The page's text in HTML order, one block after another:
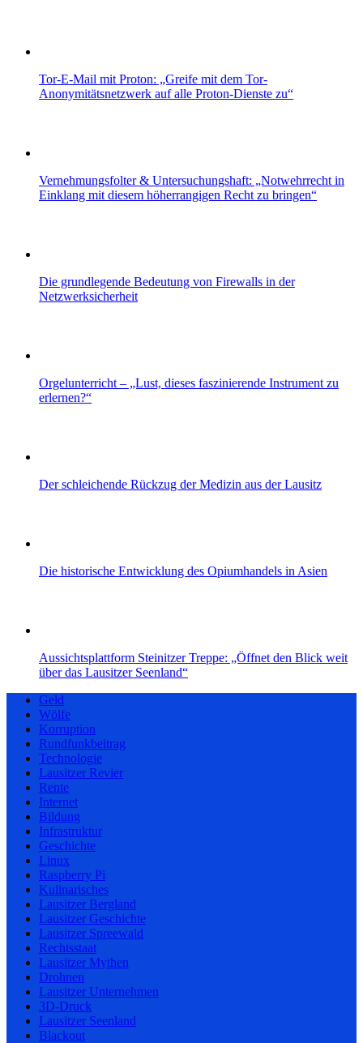
Tor-E-Mail mit Proton: „Greife mit dem Tor-
Anonymitätsnetzwerk auf alle Proton-Dienste zu“
Vernehmungsfolter & Untersuchungshaft: „Notwehrrecht in
Einklang mit diesem höherrangigen Recht zu bringen“
Die grundlegende Bedeutung von Firewalls in der
Netzwerksicherheit
Orgelunterricht – „Lust, dieses faszinierende Instrument zu
erlernen?“
Der schleichende Rückzug der Medizin aus der Lausitz
Die historische Entwicklung des Opiumhandels in Asien
Aussichtsplattform Steinitzer Treppe: „Öffnet den Blick weit
über das Lausitzer Seenland“
Geld
Wölfe
Korruption
Rundfunkbeitrag
Technologie
Lausitzer Revier
Rente
Internet
Bildung
Infrastruktur
Geschichte
Linux
Raspberry Pi
Kulinarisches
Lausitzer Bergland
Lausitzer Geschichte
Lausitzer Spreewald
Rechtsstaat
Lausitzer Mythen
Drohnen
Lausitzer Unternehmen
3D-Druck
Lausitzer Seenland
Blackout